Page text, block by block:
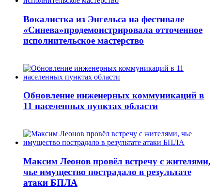
Вокалистка из Энгельса на фестивале
«Синева»продемонстрировала отточенное
исполнительское мастерство
Обновление инженерных коммуникаций в
11 населенных пунктах области
Максим Леонов провёл встречу с жителями,
чье имущество пострадало в результате
атаки БПЛА